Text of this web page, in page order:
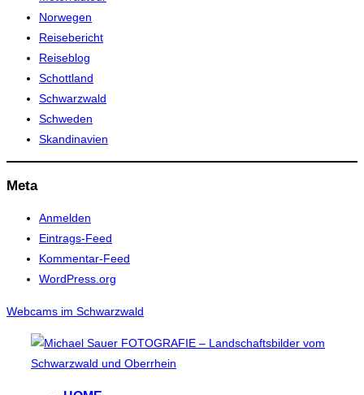
Norwegen
Reisebericht
Reiseblog
Schottland
Schwarzwald
Schweden
Skandinavien
Meta
Anmelden
Eintrags-Feed
Kommentar-Feed
WordPress.org
Webcams im Schwarzwald
Inhalt